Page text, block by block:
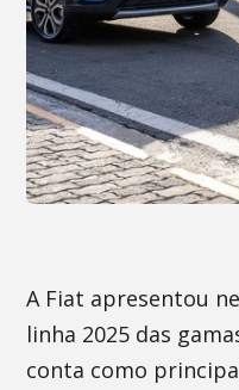
A Fiat apresentou
linha 2025 das
conta como